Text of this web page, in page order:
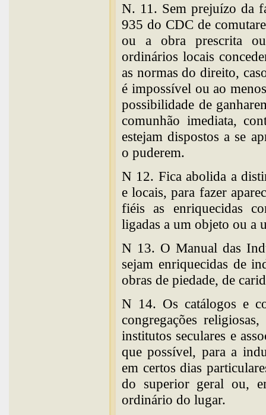
N. 11. Sem prejuízo da
935 do CDC de
ou a obra prescrita
ordinários locais
as normas do direito,
é impossível ou ao
possibilidade de
comunhão imediata,
estejam dispostos a se
o puderem.
N 12. Fica abolida a
e locais, para fazer
fiéis as enriquecidas
ligadas a um objeto ou a
N 13. O Manual das
sejam enriquecidas de
obras de piedade, de
N 14. Os catálogos e
congregações
institutos seculares e
que possível, para a
em certos dias
do superior geral ou,
ordinário do lugar.